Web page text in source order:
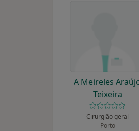
A Meireles
Teixeira
Cirurgião geral
Porto